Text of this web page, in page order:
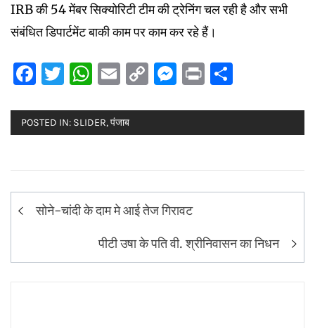
IRB की 54 मेंबर सिक्योरिटी टीम की ट्रेनिंग चल रही है और सभी
संबंधित डिपार्टमेंट बाकी काम पर काम कर रहे हैं।
Facebook
Twitter
WhatsApp
Email
CopyMessenger
Print
POSTED IN: SLIDER,पंजाब
Postसोने-चांदी के दाम मे आई तेज गिरावट
पीटी उषा के पति वी. श्रीनिवासन का निधन